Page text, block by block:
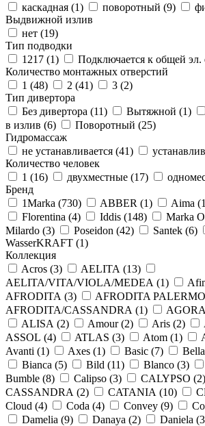
каскадная (1) поворотный (9)
Выдвижной излив
нет (19)
Тип подводки
1217 (1) Подключается к общей эл.
Количество монтажных отверстий
1 (48) 2 (41) 3 (2)
Тип дивертора
Без дивертора (11) Вытяжной (1)
в излив (6) Поворотный (25)
Гидромассаж
не устанавливается (41)
Количество человек
1 (16) двухместные (17)
Бренд
1Marka (730) ABBER (1) Aima (
Florentina (4) Iddis (148) Marka
Milardo (3) Poseidon (42) Santek (6)
WasserKRAFT (1)
Коллекция
Acros (3) AELITA (13)
AELITA/VITA/VIOLA/MEDEA (1)
AFRODITA (3) AFRODITA
AFRODITA/CASSANDRA (1)
ALISA (2) Amour (2) Aris (2)
ASSOL (4) ATLAS (3) Atom (1)
Avanti (1) Axes (1) Basic (7)
Bianca (5) Bild (11) Blanco (3)
Bumble (8) Calipso (3) CALYPSO (2)
CASSANDRA (2) CATANIA (10)
Cloud (4) Coda (4) Convey (9)
Damelia (9) Danaya (2) Daniela (3